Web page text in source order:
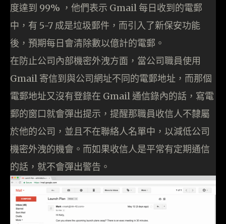
度達到 99% ，他們表示 Gmail 每日收到的電郵
中，有 5-7 成是垃圾郵件，而引入了新保安功能
後，預期每日會清除數以億計的電郵。
在防止公司內部機密外洩方面，當公司職員使用
Gmail 寄信到與公司網址不同的電郵地址，而那個
電郵地址又沒有登錄在 Gmail 通信錄內的話，寫電
郵的窗口就會彈出提示，提醒那職員收信人不隸屬
於他的公司，並且不在聯絡人名單中，以減低公司
機密外洩的機會。而如果收信人是平常有定期通信
的話，就不會彈出警告。